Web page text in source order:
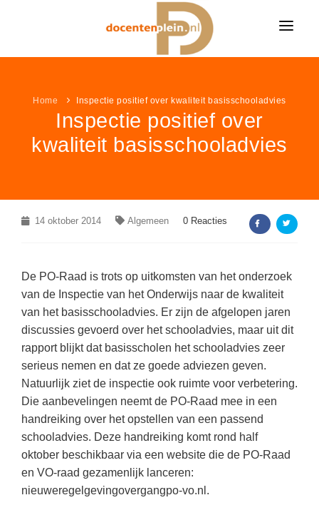
NIEUWS
ONDERWIJSNIEUWS
NIEUWSDOSSIER
Pesten op school
Digitaal onderwijs
Cito toets
Eindexamens
iPad scholen
NIEUWSARCHIEF
Augustus 2026
Juli 2026
LESIDEE
Speciaal onderwijs
LAATSTE LESIDEEËN
Lespakket ‘Circulaire Economie - van
verpakking tot nieuwe grondstof’
Gastles Zeebenen in de klas
Cursus Leer het heelal begrijpen
Van verdunningscalculator tot
practicumvoorbereiding: gratis online
hulpmiddelen voor science-docenten en
TOA's
DGM in de klas
KLEURPLATEN
Boerderij kleurplaten
Sprookjes kleurplaten
Kerst kleurplaten
PUZZELS
Woordpuzzels
Kruiswoordpuzzels
LEUK IN DE KLAS
Raadsels
Rebussen
LINKPAGINA'S
Aardrijkskunde / ANW
Bewegingsonderwijs
Biologie
Burgerschap
Ckv
Duits
Economie
Engels
Filosofie
AANBIEDINGEN
Boek: Kleine werelden van het zonnestelsel
Leren met klassieke muziek
Lasermachine voor het onderwijs
Lasergraaf
Onderwijs opleidingen
Gratis lesmateriaal Dove self-esteem
Ontdek Memo voor de onderbouw zelf!
Home Inspectie positief over kwaliteit basisschooladvies
Inspectie positief over
kwaliteit basisschooladvies
14 oktober 2014 Algemeen 0 Reacties
De PO-Raad is trots op uitkomsten van het onderzoek
van de Inspectie van het Onderwijs naar de kwaliteit
van het basisschooladvies. Er zijn de afgelopen jaren
discussies gevoerd over het schooladvies, maar uit dit
rapport blijkt dat basisscholen het schooladvies zeer
serieus nemen en dat ze goede adviezen geven.
Natuurlijk ziet de inspectie ook ruimte voor verbetering.
Die aanbevelingen neemt de PO-Raad mee in een
handreiking over het opstellen van een passend
schooladvies. Deze handreiking komt rond half
oktober beschikbaar via een website die de PO-Raad
en VO-raad gezamenlijk lanceren:
nieuweregelgevingovergangpo-vo.nl.